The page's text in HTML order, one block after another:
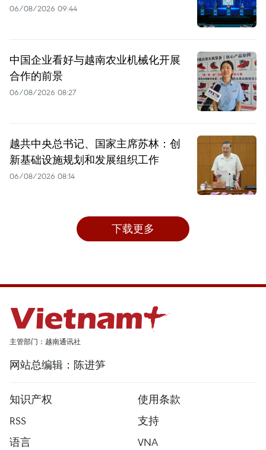
06/08/2026 09:44
中国企业看好与越南农业机械化开展
合作的前景
06/08/2026 08:27
越共中央总书记、国家主席苏林：创
新基础设施规划和发展组织工作
06/08/2026 08:14
下载更多
主管部门：越南通讯社
网站总编辑：陈进笋
知识产权
使用条款
RSS
支持
语言
VNA